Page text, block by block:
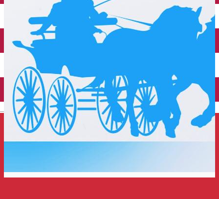
English
Închirieri auto
Închirieri de biciclete